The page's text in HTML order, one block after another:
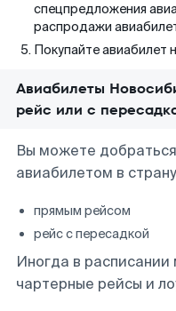
спецпредложения
распродажи
Покупайте авиабилет
Авиабилеты
рейс или с
Вы можете
авиабилетом в
прямым рейсом
рейс с пересадкой
Иногда в расписании
чартерные рейсы и